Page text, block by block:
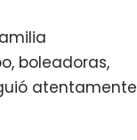
boleadoras,
atentamente